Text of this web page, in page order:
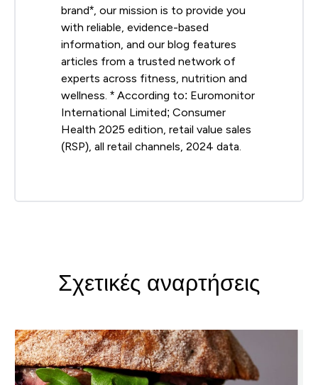
brand*, our mission is to provide you
with reliable, evidence-based
information, and our blog features
articles from a trusted network of
experts across fitness, nutrition and
wellness. * According to: Euromonitor
International Limited; Consumer
Health 2025 edition, retail value sales
(RSP), all retail channels, 2024 data.
Σχετικές αναρτήσεις